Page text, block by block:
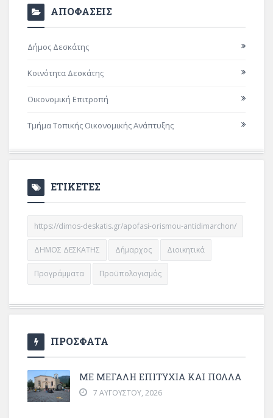
ΑΠΟΦΑΣΕΙΣ
Δήμος Δεσκάτης
Κοινότητα Δεσκάτης
Οικονομική Επιτροπή
Τμήμα Τοπικής Οικονομικής Ανάπτυξης
ΕΤΙΚΕΤΕΣ
https://dimos-deskatis.gr/apofasi-orismou-antidimarchon/
ΔΗΜΟΣ ΔΕΣΚΑΤΗΣ Δήμαρχος Διοικητικά
Προγράμματα Προϋπολογισμός
ΠΡΟΣΦΑΤΑ
ΜΕ ΜΕΓΆΛΗ ΕΠΙΤΥΧΊΑ ΚΑΙ ΠΟΛΛΆ
7 ΑΥΓΟΎΣΤΟΥ, 2026